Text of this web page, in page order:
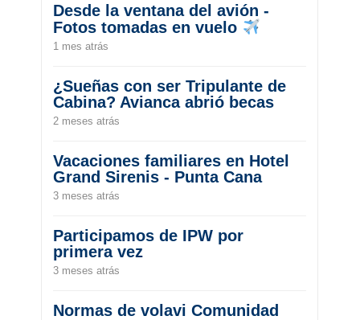
Desde la ventana del avión -
Fotos tomadas en vuelo
1 mes atrás
¿Sueñas con ser Tripulante de
Cabina? Avianca abrió becas
2 meses atrás
Vacaciones familiares en Hotel
Grand Sirenis - Punta Cana
3 meses atrás
Participamos de IPW por
primera vez
3 meses atrás
Normas de volavi Comunidad